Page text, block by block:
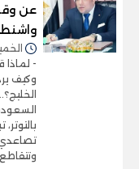
عن
الخميس 16/
- لماذا
وكيف
تصاعدي